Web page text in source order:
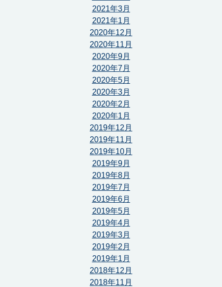
2021年3月
2021年1月
2020年12月
2020年11月
2020年9月
2020年7月
2020年5月
2020年3月
2020年2月
2020年1月
2019年12月
2019年11月
2019年10月
2019年9月
2019年8月
2019年7月
2019年6月
2019年5月
2019年4月
2019年3月
2019年2月
2019年1月
2018年12月
2018年11月